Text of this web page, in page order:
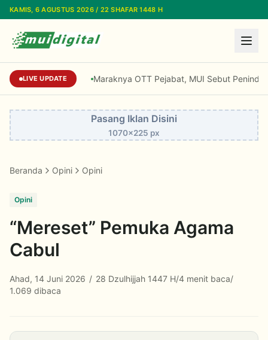
Lewati ke konten utama
KAMIS, 6 AGUSTUS 2026 / 22 SHAFAR 1448 H
LIVE UPDATE Maraknya OTT Pejabat, MUI Sebut
Pasang Iklan Disini
1070x225 px
Beranda Opini Opini
Opini
“Mereset” Pemuka Agama
Cabul
Ahad, 14 Juni 2026 / 28 Dzulhijjah 1447 H/4 menit baca/
1.069 dibaca